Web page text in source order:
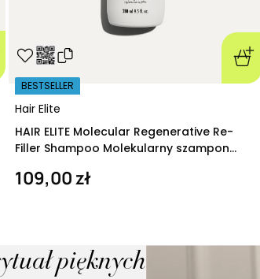
Hair Elite
BESTSELLER
HAIR ELITE Molecular Regenerative Re-
Filler Shampoo Molekularny szampon
109,00 zł
pięknych